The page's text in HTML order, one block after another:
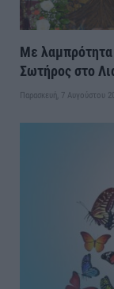
Με
Σωτήρος στο
Παρασκευή, 7 Αυγούστου